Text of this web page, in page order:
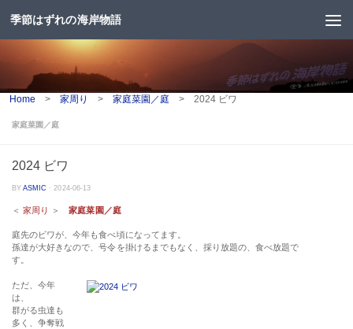
コンテンツへスキップ
季節はずれの海岸物語
Home > 家周り > 家庭菜園／庭 > 2024 ビワ
家庭菜園／庭
2024 ビワ
BYASMIC ·2024-06-13
＜家周り ＞家庭菜園／庭
庭先のビワが、今年も食べ頃になってます。
孫達が大好きなので、号令を掛けるまでもなく、採り放題の、食べ放題で
す。
ただ、今年
は、
群がる虫達も
多く、争奪戦